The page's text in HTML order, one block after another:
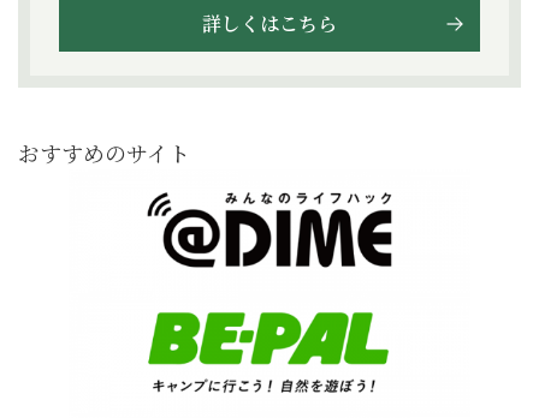
詳しくはこちら
おすすめのサイト